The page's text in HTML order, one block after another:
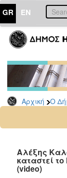
GR EN
Αρχική Ο
ΔΗΜΟΣ
Δελτία
Τύπου
Αρχείο
2026
2024
2022
2021
Αλέξης
καταστεί
(video)